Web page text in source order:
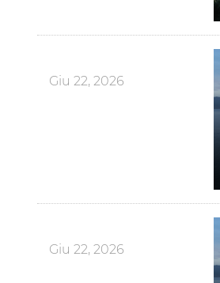
Giu 22, 2026
Giu 22, 2026